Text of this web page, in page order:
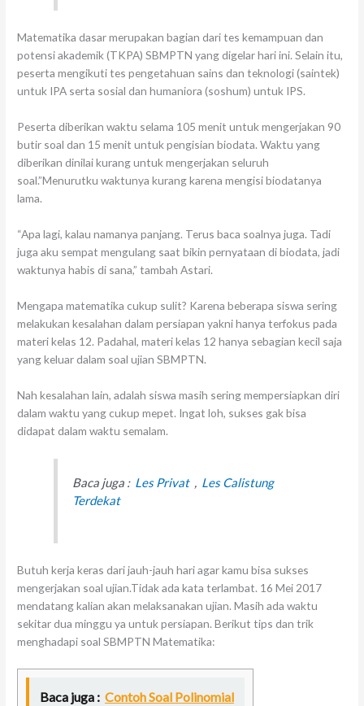
Matematika dasar merupakan bagian dari tes kemampuan dan
potensi akademik (TKPA) SBMPTN yang digelar hari ini. Selain itu,
peserta mengikuti tes pengetahuan sains dan teknologi (saintek)
untuk IPA serta sosial dan humaniora (soshum) untuk IPS.
Peserta diberikan waktu selama 105 menit untuk mengerjakan 90
butir soal dan 15 menit untuk pengisian biodata. Waktu yang
diberikan dinilai kurang untuk mengerjakan seluruh
soal.”Menurutku waktunya kurang karena mengisi biodatanya
lama.
“Apa lagi, kalau namanya panjang. Terus baca soalnya juga. Tadi
juga aku sempat mengulang saat bikin pernyataan di biodata, jadi
waktunya habis di sana,” tambah Astari.
Mengapa matematika cukup sulit? Karena beberapa siswa sering
melakukan kesalahan dalam persiapan yakni hanya terfokus pada
materi kelas 12. Padahal, materi kelas 12 hanya sebagian kecil saja
yang keluar dalam soal ujian SBMPTN.
Nah kesalahan lain, adalah siswa masih sering mempersiapkan diri
dalam waktu yang cukup mepet. Ingat loh, sukses gak bisa
didapat dalam waktu semalam.
Baca juga : Les Privat, Les Calistung
Terdekat
Butuh kerja keras dari jauh-jauh hari agar kamu bisa sukses
mengerjakan soal ujian.Tidak ada kata terlambat. 16 Mei 2017
mendatang kalian akan melaksanakan ujian. Masih ada waktu
sekitar dua minggu ya untuk persiapan. Berikut tips dan trik
menghadapi soal SBMPTN Matematika:
Baca juga : Contoh Soal Polinomial